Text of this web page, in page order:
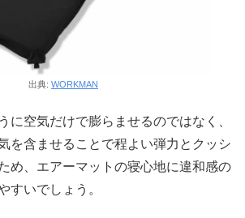
出典: WORKMAN
に空気だけで膨らませるのではなく、
を含ませることで程よい弾力とクッシ
め、エアーマットの寝心地に違和感の
すいでしょう。